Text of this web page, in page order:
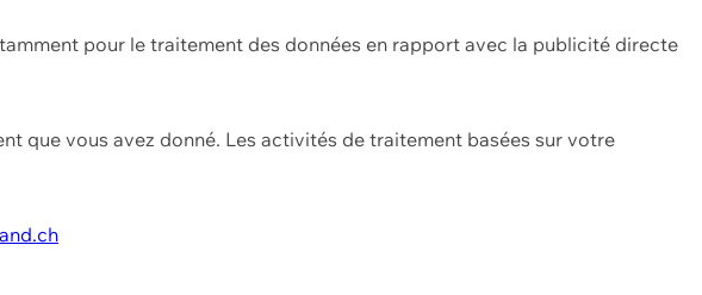
pour le traitement des données en rapport avec la publicité directe
que vous avez donné. Les activités de traitement basées sur votre